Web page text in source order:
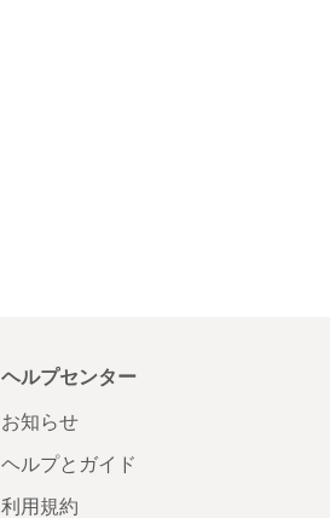
ヘルプセンター
お知らせ
ヘルプとガイド
利用規約